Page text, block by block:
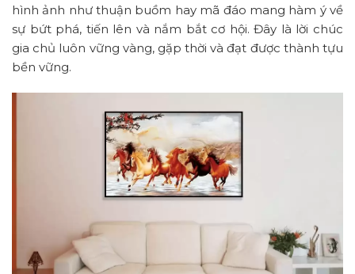
hình ảnh như thuận buồm hay mã đáo mang hàm ý về
sự bứt phá, tiến lên và nắm bắt cơ hội. Đây là lời chúc
gia chủ luôn vững vàng, gặp thời và đạt được thành tựu
bền vững.